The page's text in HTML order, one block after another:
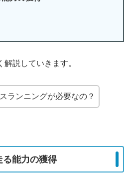
説していきます。
ランニングが必要なの？
る能力の獲得